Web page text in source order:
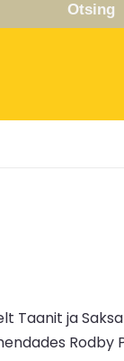
Otsing
Taanit ja
Rodby